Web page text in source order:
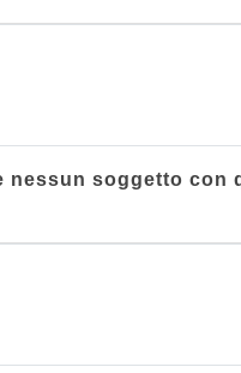
nessun soggetto con